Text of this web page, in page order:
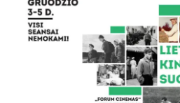
VISAME
ANNOS
TODD
KNYGA